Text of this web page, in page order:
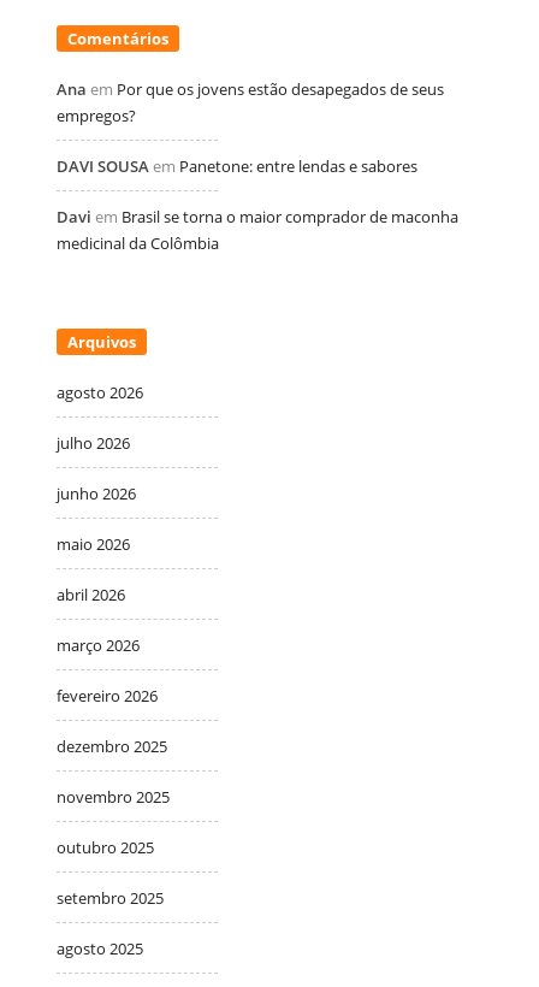
Comentários
Ana em Por que os jovens estão desapegados de seus
empregos?
DAVI SOUSAem Panetone: entre lendas e sabores
Davi em Brasil se torna o maior comprador de maconha
medicinal da Colômbia
Arquivos
agosto 2026
julho 2026
junho 2026
maio 2026
abril 2026
março 2026
fevereiro 2026
dezembro 2025
novembro 2025
outubro 2025
setembro 2025
agosto 2025